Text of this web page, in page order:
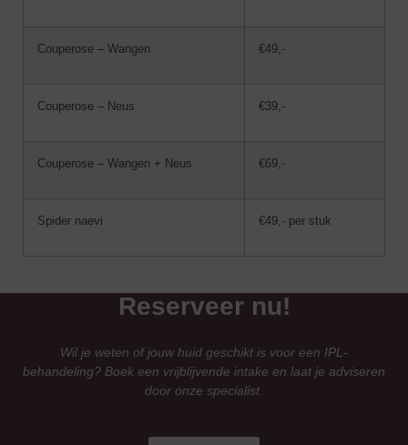
Couperose – Wangen €49,-
Couperose – Neus €39,-
Couperose – Wangen + Neus €69,-
Spider naevi €49,- per stuk
Reserveer nu!
Wil je weten of jouw huid geschikt is voor een IPL-
behandeling? Boek een vrijblijvende intake en laat je adviseren
door onze specialist.